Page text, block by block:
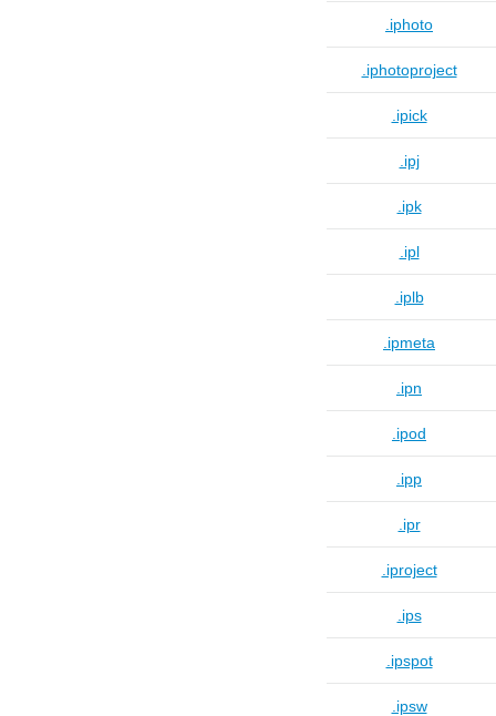
.iphoto
.iphotoproject
.ipick
.ipj
.ipk
.ipl
.iplb
.ipmeta
.ipn
.ipod
.ipp
.ipr
.iproject
.ips
.ipspot
.ipsw